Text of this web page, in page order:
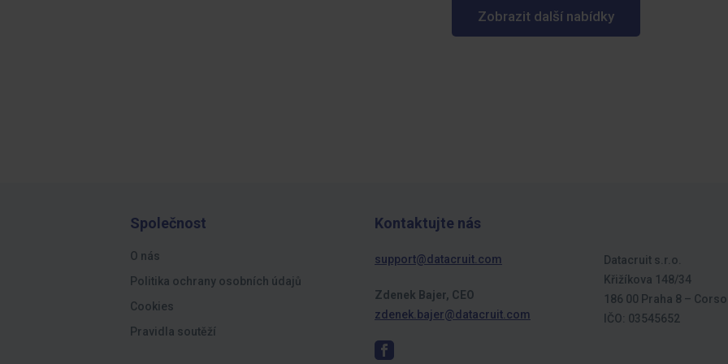
Zobrazit další nabídky
Společnost
O nás
Politika ochrany osobních údajů
Cookies
Pravidla soutěží
Kontaktujte nás
support@datacruit.com
Zdenek Bajer, CEO
zdenek.bajer@datacruit.com
Datacruit s.r.o.
Křižíkova 148/34
186 00 Praha 8 –
IČO: 03545652